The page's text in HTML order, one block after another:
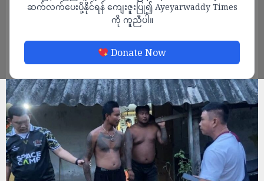
ဆက်လက်ပေးပို့နိုင်ရန် ကျေးဇူးပြု၍ Ayeyarwaddy Times
ကို ကူညီပါ။
Donate Now
ချွန်ဘူရီတွင် ဘတ် ၆ သိန်း ဖိုးလျှပ်စစ်ကေဘယ်
ကြိုးများကို ဓားပြတိုက်ခိုးယူခဲ့သည့် မြန်မာ ၄
ဦးကို ထိုင်းရဲတပ်ဖွဲ့ ဖမ်းဆီးရမိ
ADMIN JUNE 8, 2026